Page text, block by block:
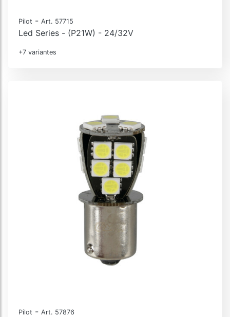
Pilot - Art. 57715
Led Series - (P21W) - 24/32V
+7 variantes
Pilot - Art. 57876